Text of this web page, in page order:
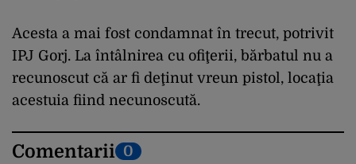
Acesta a mai fost condamnat în trecut, potrivit
IPJ Gorj. La întâlnirea cu ofiţerii, bărbatul nu a
recunoscut că ar fi deţinut vreun pistol, locaţia
acestuia fiind necunoscută.
Comentarii 0